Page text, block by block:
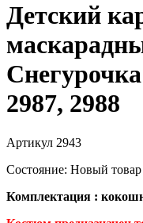
Детский
2987, 2988
Артикул 2943
Состояние: Новый товар
Комплектация :